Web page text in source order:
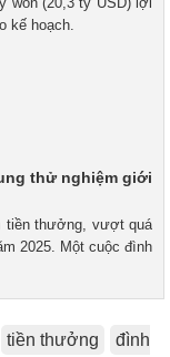
kế hoạch.
thử nghiệm giới
tiền thưởng, vượt quá
2025. Một cuộc đình
tiền thưởng
đình